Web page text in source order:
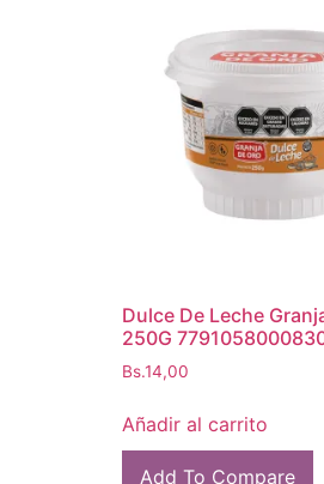
Dulce De Leche
250G
Bs.14,00
Añadir al carrito
Add To Compare